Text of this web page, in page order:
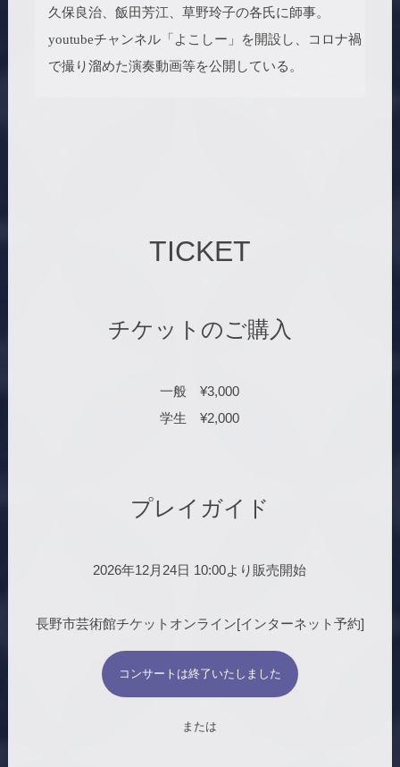
久保良治、飯田芳江、草野玲子の各氏に師事。
youtubeチャンネル「よこしー」を開設し、コロナ禍
で撮り溜めた演奏動画等を公開している。
TICKET
チケットのご購入
一般 ¥3,000
学生 ¥2,000
プレイガイド
2026年12月24日 10:00より販売開始
長野市芸術館チケットオンライン[インターネット予約]
コンサートは終了いたしました
または